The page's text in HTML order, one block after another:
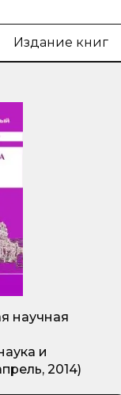
Издание книг
научная
и
2014)